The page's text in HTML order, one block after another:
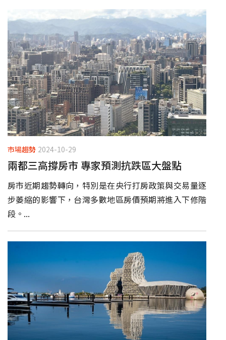
市場趨勢 2024-10-29
兩都三高撐房市 專家預測抗跌區大盤點
房市近期趨勢轉向，特別是在央行打房政策與交易量逐
步萎縮的影響下，台灣多數地區房價預期將進入下修階
段。...